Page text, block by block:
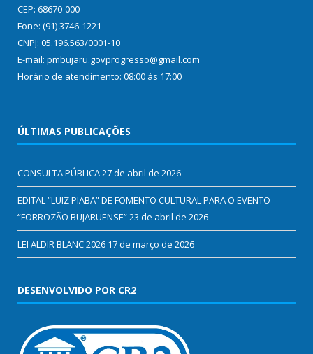
CEP: 68670-000
Fone: (91) 3746-1221
CNPJ: 05.196.563/0001-10
E-mail: pmbujaru.govprogresso@gmail.com
Horário de atendimento: 08:00 às 17:00
ÚLTIMAS PUBLICAÇÕES
CONSULTA PÚBLICA27 de abril de 2026
EDITAL “LUIZ PIABA” DE FOMENTO CULTURAL PARA O EVENTO
“FORROZÃO BUJARUENSE”23 de abril de 2026
LEI ALDIR BLANC 2026 17 de março de 2026
DESENVOLVIDO POR CR2